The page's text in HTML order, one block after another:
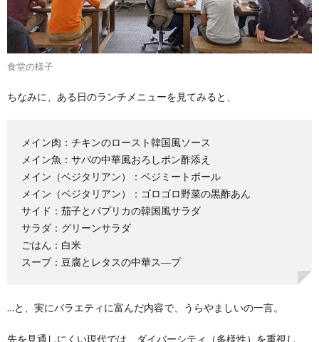
食堂の様子
ちなみに、ある日のランチメニューを見てみると、
メイン肉：チキンのロースト韓国風ソース
メイン魚：サバの中華風おろしポン酢添え
メイン（ベジタリアン）：ベジミートボール
メイン（ベジタリアン）：ゴロゴロ野菜の黒酢あん
サイド：茄子とパプリカの韓国風サラダ
サラダ：グリーンサラダ
ごはん：白米
スープ：豆腐とレタスの中華ス―プ
…と、実にバラエティに富んだ内容で、うらやましいの一言。
先を見通しにくい現代では、ダイバーシティ（多様性）を重視し、